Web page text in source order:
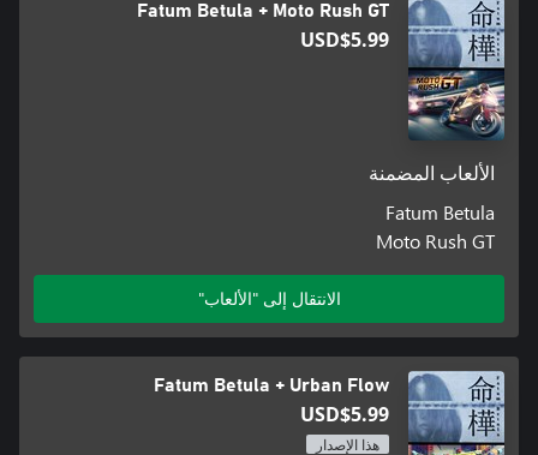
Fatum Betula + Moto Rush GT
USD$5.99
الألعاب المضمنة
Fatum Betula
Moto Rush GT
الانتقال إلى "الألعاب"
Fatum Betula + Urban Flow
USD$5.99
هذا الإصدار